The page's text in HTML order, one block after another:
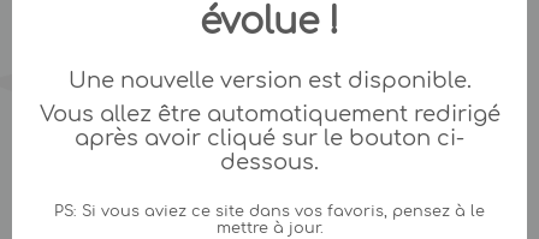
évolue !
Une nouvelle version est disponible.
Vous allez être automatiquement redirigé
après avoir cliqué sur le bouton ci-
dessous.
PS: Si vous aviez ce site dans vos favoris, pensez à le
mettre à jour.